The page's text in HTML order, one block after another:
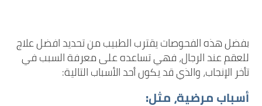
بفضل هذه الفحوصات يقترب الطبيب من تحديد افضل علاج
للعقم عند الرجال، فهي تساعده على معرفة السبب في
تأخر الإنجاب، والذي قد يكون أحد الأسباب التالية:
أسباب مرضية، مثل: